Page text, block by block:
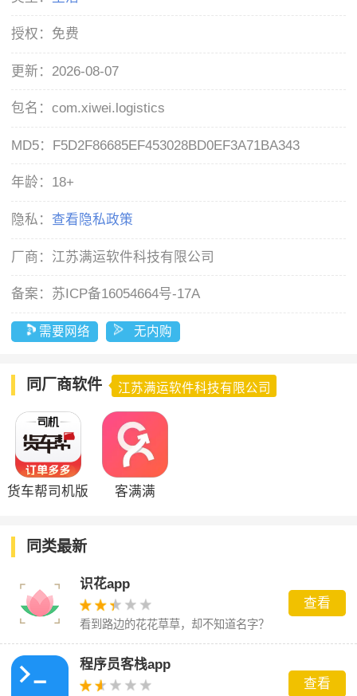
授权： 免费
更新： 2026-08-07
包名：com.xiwei.logistics
MD5： F5D2F86685EF453028BD0EF3A71BA343
年龄： 18+
隐私： 查看隐私政策
厂商： 江苏满运软件科技有限公司
备案： 苏ICP备16054664号-17A
需要网络 无内购
同厂商软件 江苏满运软件科技有限公司
货车帮司机版 客满满
同类最新
识花app
看到路边的花花草草，却不知道名字？
查看
程序员客栈app
查看